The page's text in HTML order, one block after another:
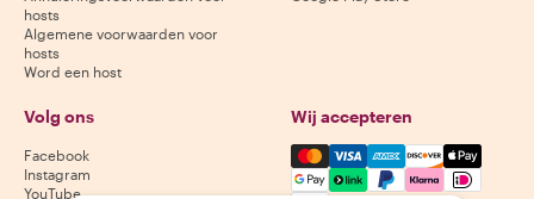
hosts
Algemene voorwaarden voor
hosts
Word een host
Volg ons
Facebook
Instagram
YouTube
Wij accepteren
Mastercard, Visa, Amex,